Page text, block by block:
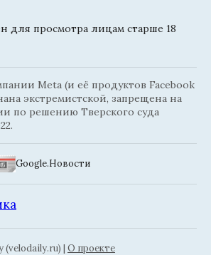
для просмотра лицам старше 18
Meta (и её продуктов Facebook
экстремистской, запрещена на
по решению Тверского суда
Google.Новости
(velodaily.ru) | О проекте